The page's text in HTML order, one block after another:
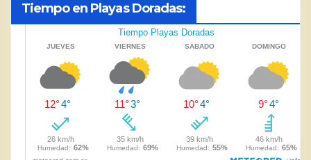
Tiempo en Playas Doradas: